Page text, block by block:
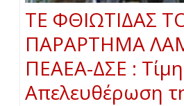
ΤΕ ΦΘΙΩΤΙΔΑΣ
ΠΑΡΑΡΤΗΜΑ
ΠΕΑΕΑ-ΔΣΕ :
Απελευθέρωση